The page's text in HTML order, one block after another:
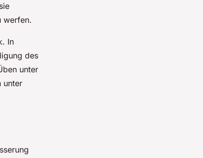
werfen.
In
des
unter
unter